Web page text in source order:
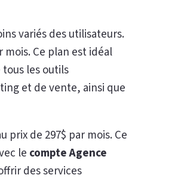
variés des utilisateurs.
Ce plan est idéal
les outils
et de vente, ainsi que
prix de 297$ par mois. Ce
le compte Agence
des services